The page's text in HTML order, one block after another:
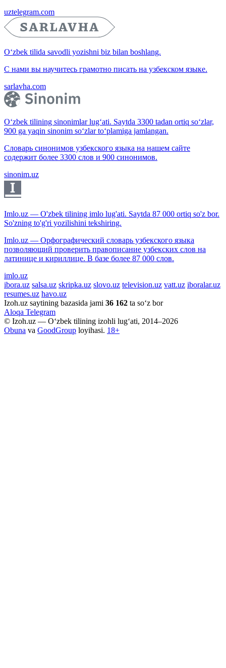
uztelegram.com
O‘zbek tilida savodli yozishni biz bilan boshlang.
С нами вы научитесь грамотно писать на узбекском языке.
sarlavha.com
O‘zbek tilining sinonimlar lug‘ati. Saytda 3300 tadan ortiq so‘zlar,
900 ga yaqin sinonim so‘zlar to‘plamiga jamlangan.
Словарь синонимов узбекского языка на нашем сайте
содержит более 3300 слов и 900 синонимов.
sinonim.uz
Imlo.uz — O'zbek tilining imlo lug'ati. Saytda 87 000 ortiq so'z bor.
So'zning to'g'ri yozilishini tekshiring.
Imlo.uz — Орфографический словарь узбекского языка
позволяющий проверить правописание узбекских слов на
латинице и кириллице. В базе более 87 000 слов.
imlo.uz
ibora.uz salsa.uz skripka.uz slovo.uz television.uz vatt.uz iboralar.uz
resumes.uz havo.uz
Izoh.uz saytining bazasida jami 36 162 ta so‘z bor
Aloqa Telegram
© Izoh.uz — O‘zbek tilining izohli lug‘ati, 2014–2026
Obuna va GoodGroup loyihasi. 18+